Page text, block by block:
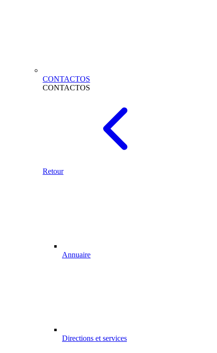
CONTACTOS
CONTACTOS
Retour
Annuaire
Directions et services